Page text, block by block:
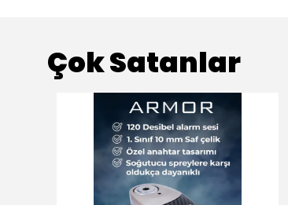
Çok Satanlar